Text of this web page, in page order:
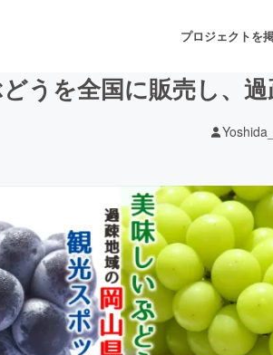
プロジェクトを
音楽
ジェット ゲーム・サービス開
書籍・雑誌出版
うを全国に販売し、